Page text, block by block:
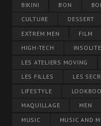
BIKINI
BON
CULTURE
DESSERT
EXTREM MEN
FILM
HIGH-TECH
INSOLITE
LES ATELIERS MOVING
LES FILLES
LES
LIFESTYLE
MAQUILLAGE
MEN
MUSIC
MUSIC AND